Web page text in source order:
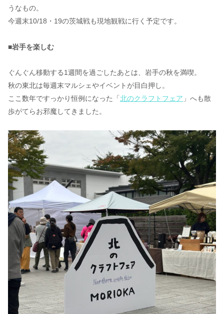
うなもの。
今週末10/18・19の茨城戦も現地観戦に行く予定です。
■岩手を楽しむ
ぐんぐん移動する1週間を過ごしたあとは、岩手の秋を満喫。
秋の東北は毎週末マルシェやイベントが目白押し。
ここ数年ですっかり恒例になった「 北のクラフトフェア 」へも散
歩がてらお邪魔してきました。